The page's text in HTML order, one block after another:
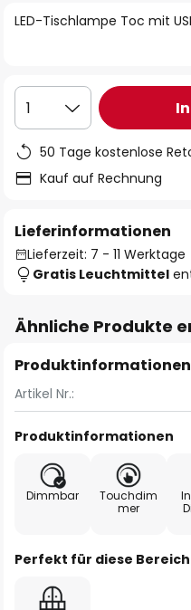
LED-Tischlampe Toc mit
1
50 Tage kostenlose
Kauf auf Rechnung
Lieferinformationen
Lieferzeit: 7 - 11 Werktage
Gratis Leuchtmittel
Ähnliche Produkte
Produktinformationen
Artikel Nr.:
Produktinformationen
Dimmbar
Touchdim
mer
Perfekt für diese